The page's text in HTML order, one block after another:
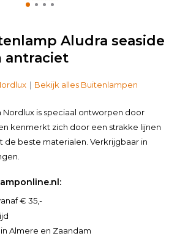
Aludra seaside
antraciet
Bekijk alles Buitenlampen
Nordlux is speciaal ontworpen door
kenmerkt zich door een strakke lijnen
de beste materialen. Verkrijgbaar in
€ 35,-
Almere en Zaandam